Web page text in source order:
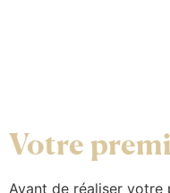
Votre
Avant de réaliser votre